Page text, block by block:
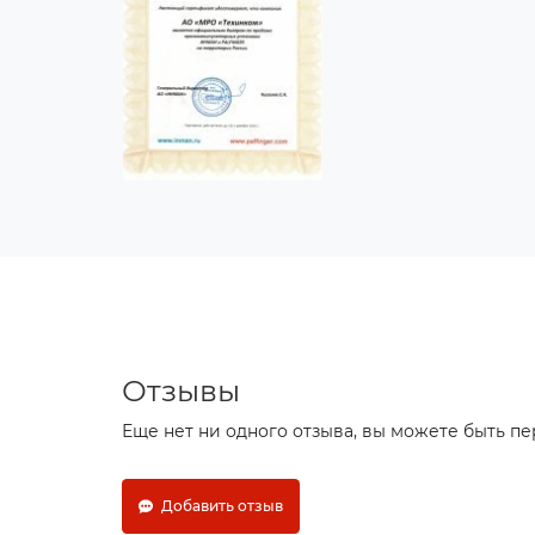
Отзывы
Еще нет ни одного отзыва, вы можете быть
Добавить отзыв